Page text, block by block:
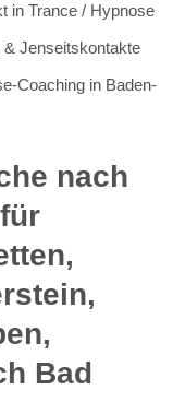
in Trance / Hypnose
& Jenseitskontakte
Coaching in Baden-
nach
Bad